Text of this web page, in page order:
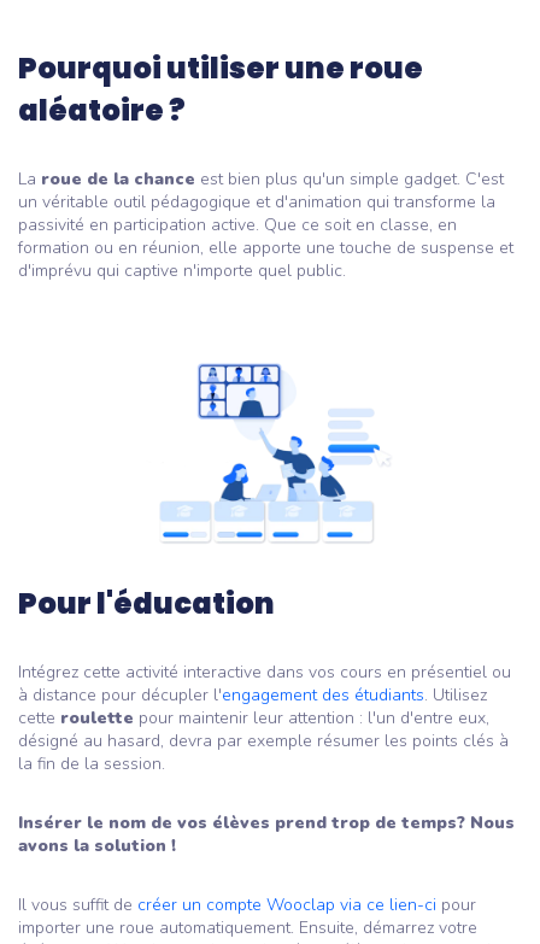
Pourquoi utiliser une roue
aléatoire ?
La roue de la chance est bien plus qu'un simple gadget. C'est
un véritable outil pédagogique et d'animation qui transforme la
passivité en participation active. Que ce soit en classe, en
formation ou en réunion, elle apporte une touche de suspense et
d'imprévu qui captive n'importe quel public.
Pour l'éducation
Intégrez cette activité interactive dans vos cours en présentiel ou
à distance pour décupler l'engagement des étudiants. Utilisez
cette roulette pour maintenir leur attention : l'un d'entre eux,
désigné au hasard, devra par exemple résumer les points clés à
la fin de la session.
Insérer le nom de vos élèves prend trop de temps? Nous
avons la solution !
Il vous suffit de créer un compte Wooclap via ce lien-ci pour
importer une roue automatiquement. Ensuite, démarrez votre